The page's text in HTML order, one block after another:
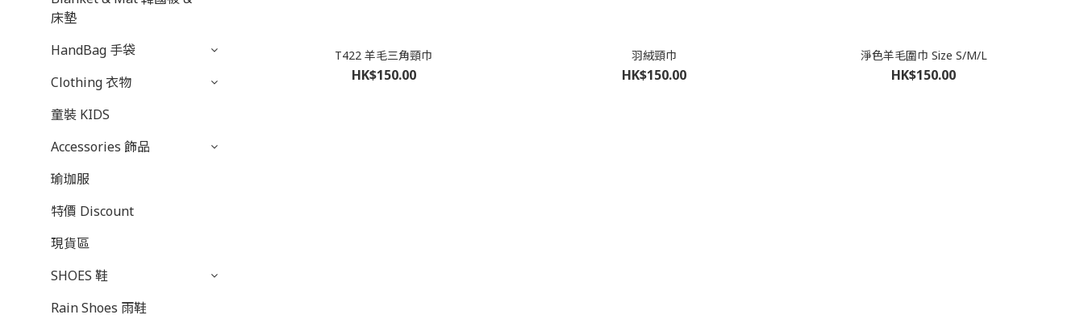
床墊
HandBag 手袋
Clothing 衣物
童裝 KIDS
Accessories 飾品
瑜珈服
特價 Discount
現貨區
SHOES 鞋
Rain Shoes 雨鞋
T422 羊毛三角頸巾
HK$150.00
羽絨頸巾
HK$150.00
淨色羊毛圍巾 Size S/M/L
HK$150.00